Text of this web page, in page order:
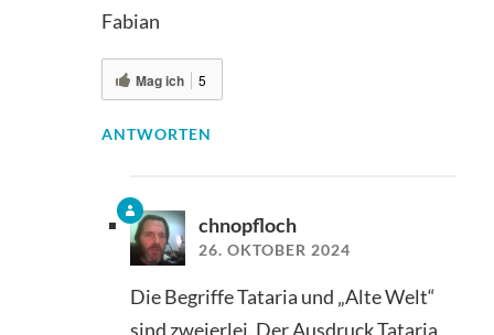
Fabian
Mag ich 5
ANTWORTEN
chnopfloch
26. OKTOBER 2024
Die Begriffe Tataria und „Alte Welt“
sind zweierlei. Der Ausdruck Tataria